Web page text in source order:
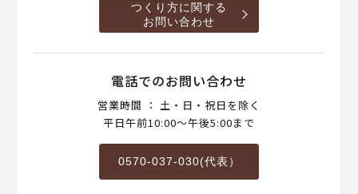
つくり方に関する
お問い合わせ
電話でのお問い合わせ
営業時間 ： 土・日・祝日を除く
平日午前10:00～午後5:00まで
0570-037-030(代表）